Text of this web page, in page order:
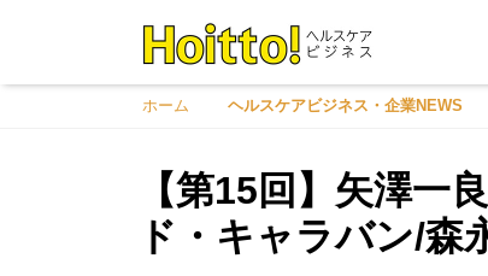
ホーム ヘルスケアビジネス・企業NEWS
【第15回】矢澤一
ド・キャラバン/森